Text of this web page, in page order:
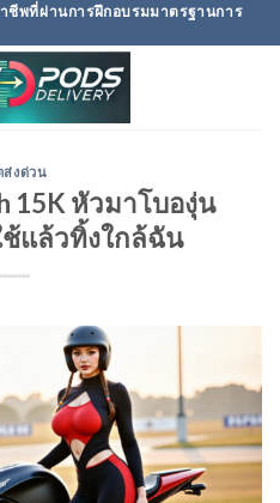
พที่ผ่านการฝึกอบรมมาตรฐานการ
ส่งด่วน
15K หัวมาโบองุ่น
แล้วทิ้งใกล้ฉัน